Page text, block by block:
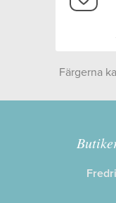
Färgerna